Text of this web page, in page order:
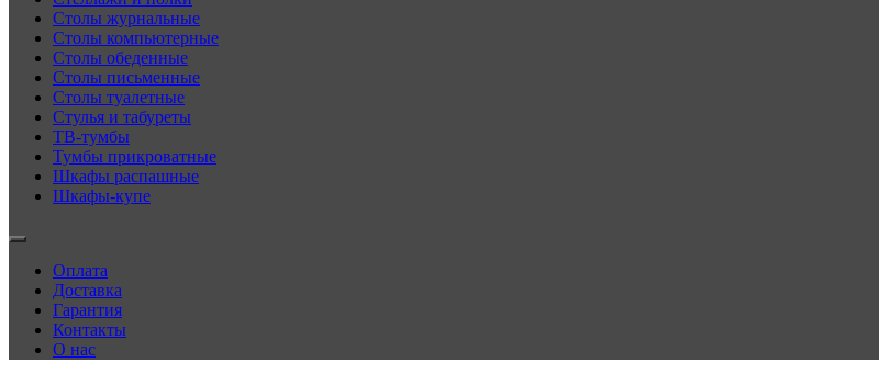
Столы журнальные
Столы компьютерные
Столы обеденные
Столы письменные
Столы туалетные
Стулья и табуреты
ТВ-тумбы
Тумбы прикроватные
Шкафы распашные
Шкафы-купе
Оплата
Доставка
Гарантия
Контакты
О нас